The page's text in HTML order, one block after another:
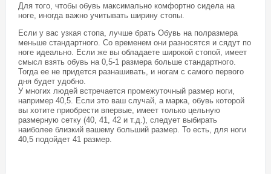
Для того, чтобы обувь максимально комфортно сидела на
ноге, иногда важно учитывать ширину стопы.
Если у вас узкая стопа, лучше брать Обувь на полразмера
меньше стандартного. Со временем они разносятся и сядут по
ноге идеально. Если же вы обладаете широкой стопой, имеет
смысл взять обувь на 0,5-1 размера больше стандартного.
Тогда ее не придется разнашивать, и ногам с самого первого
дня будет удобно.
У многих людей встречается промежуточный размер ноги,
например 40,5. Если это ваш случай, а марка, обувь которой
вы хотите приобрести впервые, имеет только цельную
размерную сетку (40, 41, 42 и т.д.), следует выбирать
наиболее близкий вашему больший размер. То есть, для ноги
40,5 подойдет 41 размер.